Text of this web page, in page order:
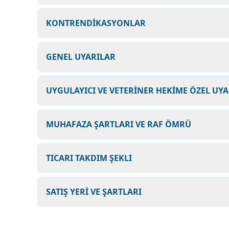
KONTRENDİKASYONLAR
GENEL UYARILAR
UYGULAYICI VE VETERİNER HEKİME ÖZEL
MUHAFAZA ŞARTLARI VE RAF ÖMRÜ
TICARI TAKDIM ŞEKLI
SATIŞ YERİ VE ŞARTLARI